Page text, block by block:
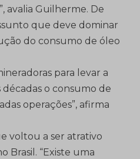
avalia Guilherme. De
que deve dominar
do consumo de óleo
para levar a
o consumo de
operações”, afirma
voltou a ser atrativo
Brasil. “Existe uma